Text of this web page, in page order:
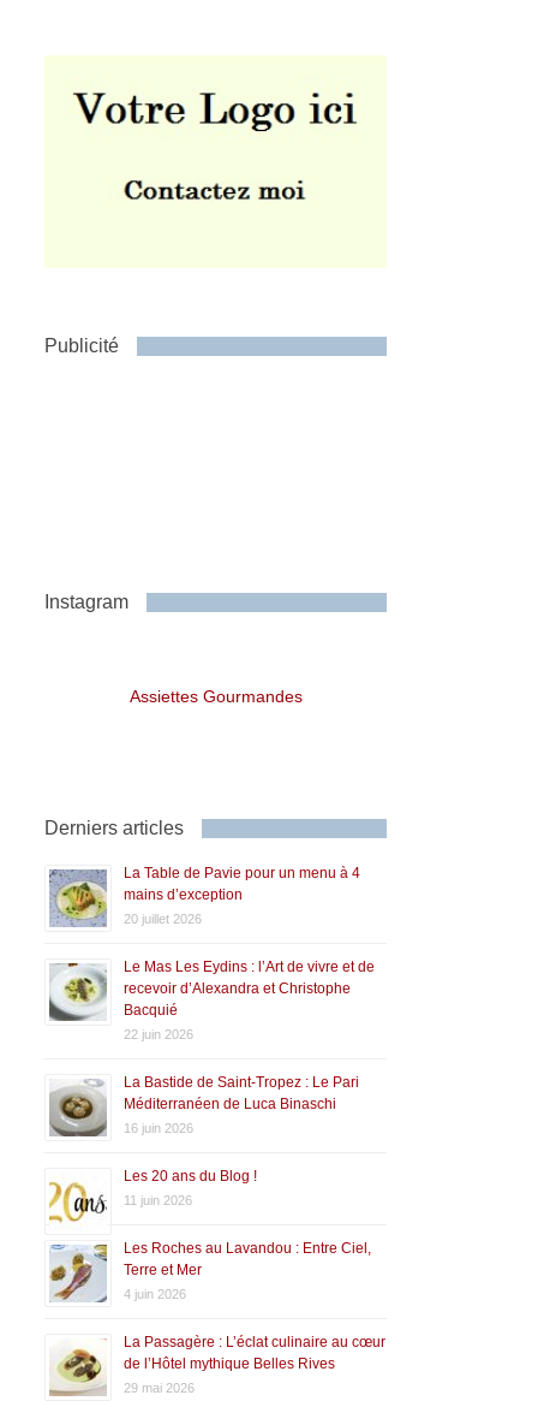
Publicité
Instagram
Assiettes Gourmandes
Derniers articles
La Table de Pavie pour un menu à 4
mains d’exception
20 juillet 2026
Le Mas Les Eydins : l’Art de vivre et de
recevoir d’Alexandra et Christophe
Bacquié
22 juin 2026
La Bastide de Saint-Tropez : Le Pari
Méditerranéen de Luca Binaschi
16 juin 2026
Les 20 ans du Blog !
11 juin 2026
Les Roches au Lavandou : Entre Ciel,
Terre et Mer
4 juin 2026
La Passagère : L’éclat culinaire au cœur
de l’Hôtel mythique Belles Rives
29 mai 2026